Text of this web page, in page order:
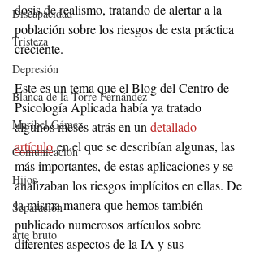
Discapacidad
Tristeza
Depresión
Blanca de la Torre Fernández
Maribel Gámez
Comunicación
Hijos
Separación
arte bruto
dosis de realismo, tratando de alertar a la
población sobre los riesgos de esta práctica
creciente.
Este es un tema que el Blog del Centro de
Psicología Aplicada había ya tratado
algunos meses atrás en un detallado
artículo en el que se describían algunas, las
más importantes, de estas aplicaciones y se
analizaban los riesgos implícitos en ellas. De
la misma manera que hemos también
publicado numerosos artículos sobre
diferentes aspectos de la IA y sus